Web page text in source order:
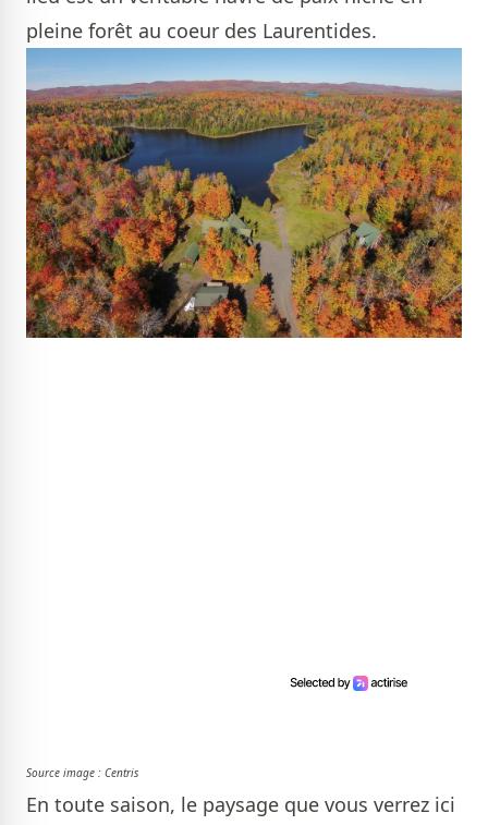
pleine forêt au coeur des Laurentides.
Source image : Centris
En toute saison, le paysage que vous verrez ici